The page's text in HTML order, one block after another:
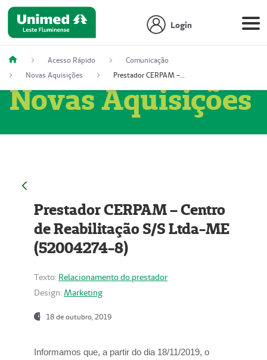
Login
Acesso Rápido
Comunicação
Novas Aquisições
Prestador CERPAM – Centro de Reabilitação S/S Ltda-ME (52004274-8)
Novas Aquisições
Prestador CERPAM – Centro
de Reabilitação S/S Ltda-ME
(52004274-8)
Texto: Relacionamento do prestador
Design: Marketing
18 de outubro, 2019
Informamos que, a partir do dia 18/11/2019, o